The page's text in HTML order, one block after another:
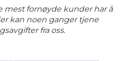
mest fornøyde kunder har å
kan noen ganger tjene
fra oss.